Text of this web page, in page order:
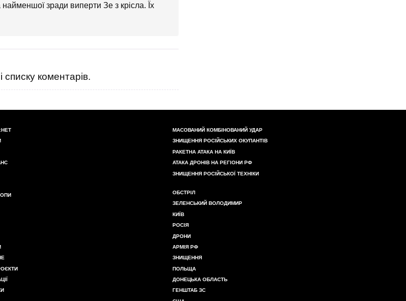
найменшої зради виперти Зе з крісла. Їх
коментарів.
МАСОВАНИЙ КОМБІНОВАНИЙ УДАР
ЗНИЩЕННЯ РОСІЙСЬКИХ ОКУПАНТІВ
РАКЕТНА АТАКА НА КИЇВ
АТАКА ДРОНІВ НА РЕГІОНИ РФ
ЗНИЩЕННЯ РОСІЙСЬКОЇ ТЕХНІКИ
ОБСТРІЛ
ЗЕЛЕНСЬКИЙ ВОЛОДИМИР
КИЇВ
РОСІЯ
ДРОНИ
АРМІЯ РФ
ЗНИЩЕННЯ
ПОЛЬЩА
ДОНЕЦЬКА ОБЛАСТЬ
ГЕНШТАБ ЗС